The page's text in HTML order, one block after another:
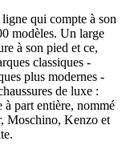
ligne qui compte à son
modèles. Un large
à son pied et ce,
classiques -
plus modernes -
de luxe :
à part entière, nommé
Moschino, Kenzo et